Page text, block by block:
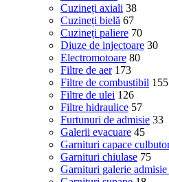
Cuzineți axiali 38
Cuzineți bielă 67
Cuzineți paliere 70
Diuze de injectoare 30
Electromotoare 80
Filtre de aer 173
Filtre de combustibil 155
Filtre de ulei 126
Filtre hidraulice 57
Furtunuri de admisie 33
Galerii evacuare 45
Garnituri capace
Garnituri chiulase 75
Garnituri galerie admisie